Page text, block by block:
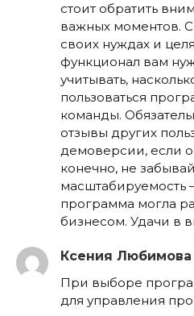
стоит обратить
важных моментов.
своих нуждах и
функционал вам
учитывать,
пользоваться
команды.
отзывы других
демоверсии, если
конечно, не
программа могла
бизнесом. Удачи в
Ксения Любимова
При выборе
для управления